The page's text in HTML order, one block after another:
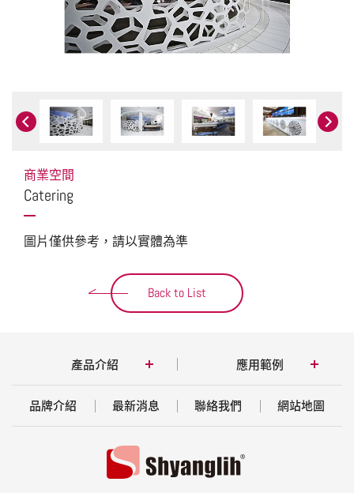
繁體中文 English
商業空間
Catering
圖片僅供參考，請以實體為準
Back to List
產品介紹 應用範例
品牌介紹 最新消息 聯絡我們 網站地圖